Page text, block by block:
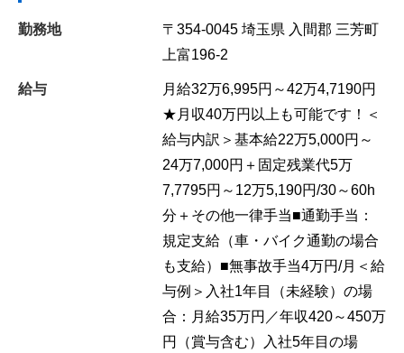
勤務地 〒354-0045 埼玉県 入間郡 三芳町
上富196-2
給与
月給32万6,995円～42万4,7190円
★月収40万円以上も可能です！＜
給与内訳＞基本給22万5,000円～
24万7,000円＋固定残業代5万
7,7795円～12万5,190円/30～60h
分＋その他一律手当■通勤手当：
規定支給（車・バイク通勤の場合
も支給）■無事故手当4万円/月＜給
与例＞入社1年目（未経験）の場
合：月給35万円／年収420～450万
円（賞与含む）入社5年目の場